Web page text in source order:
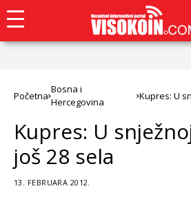
Početna
Bosna i
Hercegovina
Kupres: U
Kupres: U
još 28 sela
13. FEBRUARA 2012.